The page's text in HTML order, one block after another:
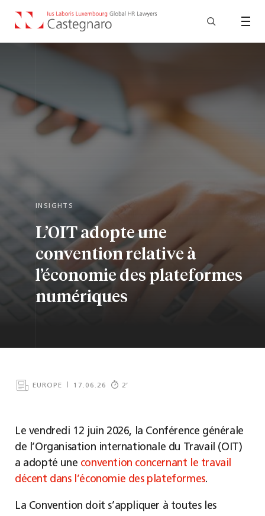
INSIGHTS
L’OIT adopte une
convention relative à
l’économie des plateformes
numériques
EUROPE 17.06.26 2’
Le vendredi 12 juin 2026, la Conférence générale
de l’Organisation internationale du Travail (OIT)
a adopté une convention concernant le travail
décent dans l’économie des plateformes.
La Convention doit s’appliquer à toutes les